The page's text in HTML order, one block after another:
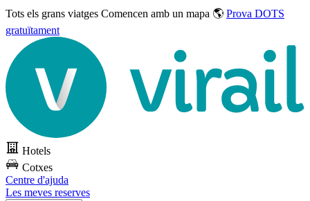
Tots els grans viatges Comencen amb un mapa 🌎 Prova DOTS
gratuïtament
Hotels
Cotxes
Centre d'ajuda
Les meves reserves